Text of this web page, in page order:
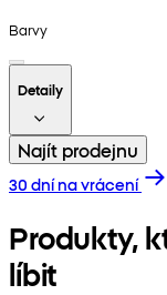
Barvy
Detaily
Najít prodejnu
30 dní na vrácení
Produkty,
líbit